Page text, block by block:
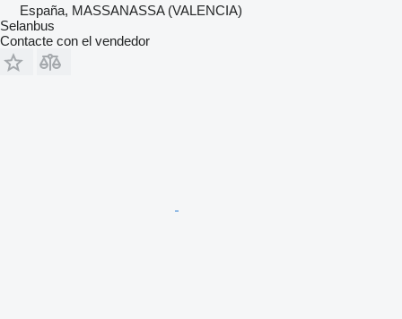
España, MASSANASSA (VALENCIA)
Selanbus
Contacte con el vendedor